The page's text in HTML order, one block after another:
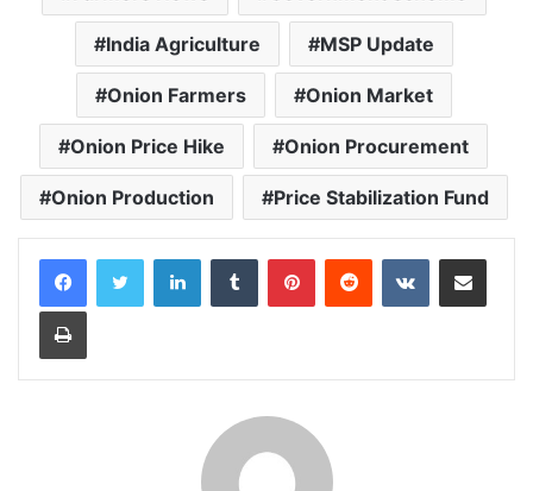
k
p
m
k
India Agriculture MSP Update
Onion Farmers Onion Market
Onion Price Hike Onion Procurement
Onion Production Price Stabilization Fund
LinkedInTumblr PinterestReddit VKontakteShare via Email
Print